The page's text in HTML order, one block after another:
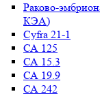
Раково-
КЭА)
Сyfra 21-1
СА 125
СА 15.3
СА 19.9
СА 242